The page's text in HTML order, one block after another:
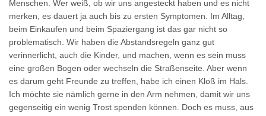
Menschen. Wer weiß, ob wir uns angesteckt haben und es nicht
merken, es dauert ja auch bis zu ersten Symptomen. Im Alltag,
beim Einkaufen und beim Spaziergang ist das gar nicht so
problematisch. Wir haben die Abstandsregeln ganz gut
verinnerlicht, auch die Kinder, und machen, wenn es sein muss
eine großen Bogen oder wechseln die Straßenseite. Aber wenn
es darum geht Freunde zu treffen, habe ich einen Kloß im Hals.
Ich möchte sie nämlich gerne in den Arm nehmen, damit wir uns
gegenseitig ein wenig Trost spenden können. Doch es muss, aus